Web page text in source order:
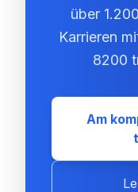
über
Karrieren
8200
Am